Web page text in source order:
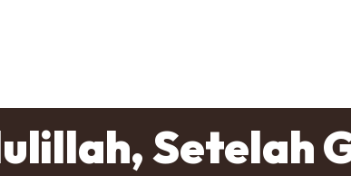
Setelah